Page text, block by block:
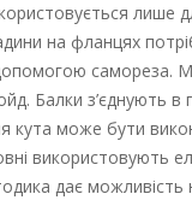
лише
на фланцях
самореза.
Балки з’єднують в
кута може бути
використовують
дає